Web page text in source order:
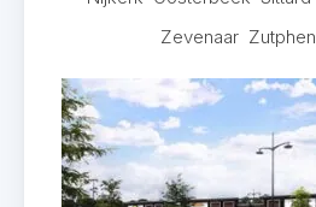
Zevenaar Zutphen